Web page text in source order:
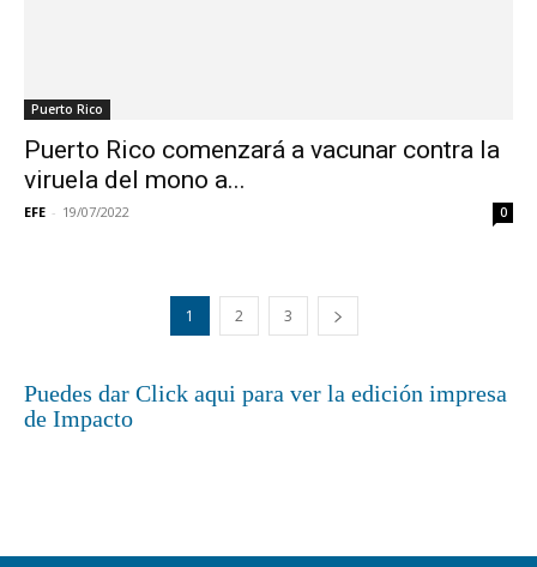
Puerto Rico
Puerto Rico comenzará a vacunar contra la
viruela del mono a...
EFE - 19/07/2022 0
1 2 3
Puedes dar Click aqui para ver la edición impresa
de Impacto